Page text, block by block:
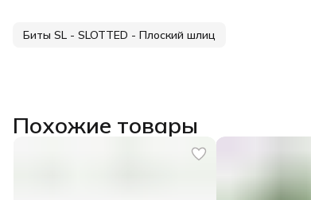
Биты SL - SLOTTED - Плоский шлиц
Похожие товары